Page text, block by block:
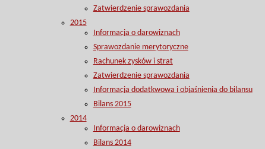
Zatwierdzenie sprawozdania
2015
Informacja o darowiznach
Sprawozdanie merytoryczne
Rachunek zysków i strat
Zatwierdzenie sprawozdania
Informacja dodatkwowa i objaśnienia do bilansu
Bilans 2015
2014
Informacja o darowiznach
Bilans 2014